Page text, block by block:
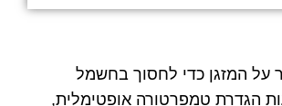
על המזגן כדי לחסוך בחשמל
הגדרת טמפרטורה אופטימלית,